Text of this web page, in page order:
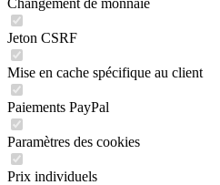
Changement de monnaie
Jeton CSRF
Mise en cache spécifique au client
Paiements PayPal
Paramètres des cookies
Prix individuels